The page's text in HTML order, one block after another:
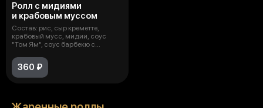
Ролл с мидиями
и крабовым муссом
Состав: рис, сыр креметте,
крабовый мусс, мидии, соус
"Том Ям", соус барбекю с
360 ₽